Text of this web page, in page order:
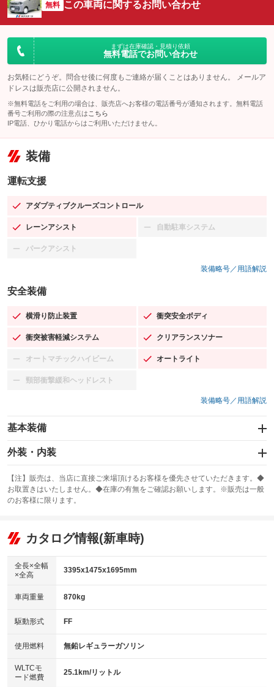
無料 この車両に関するお問い合わせ
まずは在庫確認・見積り依頼
無料電話でお問い合わせ
お気軽にどうぞ。問合せ後に何度もご連絡が届くことはありません。 メールア
ドレスは販売店に公開されません。
※無料電話をご利用の場合は、販売店へお客様の電話番号が通知されます。無料電話
番号ご利用の際の注意点は こちら
IP電話、ひかり電話からはご利用いただけません。
装備
運転支援
アダプティブクルーズコントロール
：装備あり
レーンアシスト
：装備あり 自動駐車システム
：装備なし
パークアシスト
：装備なし
装備略号／用語解説
安全装備
横滑り防止装置
：装備あり 衝突安全ボディ
：装備あり
衝突被害軽減システム
：装備あり クリアランスソナー
：装備あり
オートマチックハイビーム
：装備なし オートライト
：装備あり
頸部衝撃緩和ヘッドレスト
：装備なし
装備略号／用語解説
基本装備
エアバッグ：運転席/助手席/サイド
：装備あり
：装備あり
サンルーフ
：装備なし ABS
リフトアップ
：装備なし
：装備なし
パワーウィンドウ
アイドリングストップ
：装備あり
USB入力端子
：装備あり
100V電源
：装備なし
センターデフロック
：装備なし
外装・内装
カーナビ：メモリーナビ他
：装備あり
TV：フルセグ
：装備あり
ビジュアル：-／DVD再生
：装備あり
：装備なし
革シート
キーレス
HID(キセノンライト)
：装備なし
バックカメラ
：装備あり
エアロ
：装備なし
【注】販売は、当店に直接ご来場頂けるお客様を優先させていただきます。◆
お取置きはいたしません。◆在庫の有無をご確認お願いします。※販売は一般
のお客様に限ります。
カタログ情報(新車時)
全長×全幅
×全高
3395x1475x1695mm
車両重量 870kg
駆動形式 FF
使用燃料 無鉛レギュラーガソリン
WLTCモ
ード燃費
25.1km/リットル